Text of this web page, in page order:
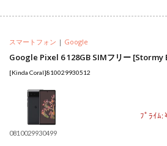
スマートフォン | Google
Google Pixel 6 128GB SIMフリー [Stormy
[Kinda Coral]810029930512
0810029930499
ﾌﾟﾗｲﾑ: